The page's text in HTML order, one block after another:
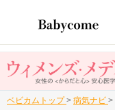
ベビカムトップ > 病気ナビ >